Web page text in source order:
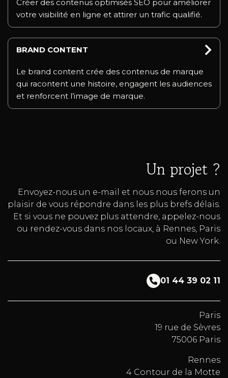
Créer des contenus optimisés SEO pour améliorer
votre visibilité en ligne et attirer un trafic qualifié.
BRAND CONTENT
Le brand content crée des contenus de marque
qui racontent une histoire, engagent les audiences
et renforcent l’image de marque.
Un projet ?
Envoyez-nous un e-mail et nous nous ferons un
plaisir de vous répondre dans les plus brefs délais.
Et si vous ne pouvez plus attendre, appelez-nous
ou rendez-vous dans nos locaux, à Rennes, Paris
ou New York.
01 44 39 02 11
Paris
19 rue de Sèvres
75006 Paris
Rennes
4 Contour de la Motte